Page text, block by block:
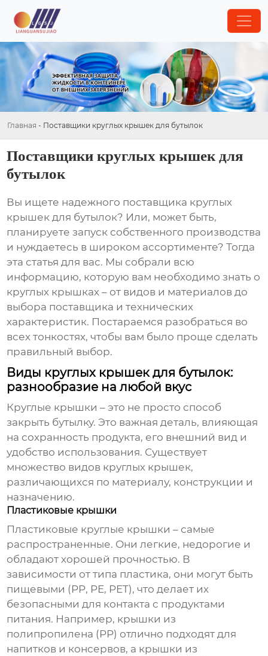
Главная - Поставщики круглых крышек для бутылок
Поставщики круглых крышек для
бутылок
Вы ищете надежного поставщика круглых
крышек для бутылок? Или, может быть,
планируете запуск собственного производства
и нуждаетесь в широком ассортименте? Тогда
эта статья для вас. Мы собрали всю
информацию, которую вам необходимо знать о
круглых крышках – от видов и материалов до
выбора поставщика и технических
характеристик. Постараемся разобраться во
всех тонкостях, чтобы вам было проще сделать
правильный выбор.
Виды круглых крышек для бутылок:
разнообразие на любой вкус
Круглые крышки – это не просто способ
закрыть бутылку. Это важная деталь, влияющая
на сохранность продукта, его внешний вид и
удобство использования. Существует
множество видов круглых крышек,
различающихся по материалу, конструкции и
назначению.
Пластиковые крышки
Пластиковые круглые крышки – самые
распространенные. Они легкие, недорогие и
обладают хорошей прочностью. В
зависимости от типа пластика, они могут быть
пищевыми (PP, PE, PET), что делает их
безопасными для контакта с продуктами
питания. Например, крышки из
полипропилена (PP) отлично подходят для
напитков и консервов, а крышки из